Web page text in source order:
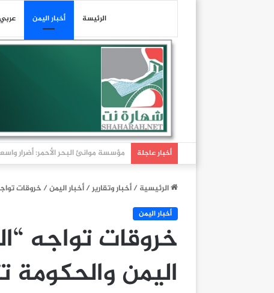
الرئيسة أخبار اليمن
أخبار عاجلة عاجل| هيئة عمليات التجارة البحرية البريطانية:
الرئيسية/أخبار وتقارير/أخبار اليمن/خروقات
أخبار اليمن
خروقات تواجه
اليمن